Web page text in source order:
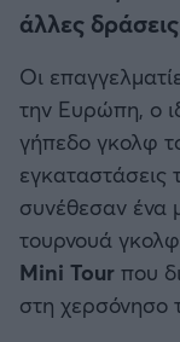
Βόλος
Κηφισιά
Αστέρας
άλλες δράσεις
Οι
την Ευρώπη, ο
γήπεδο γκολφ
εγκαταστάσεις
συνέθεσαν ένα
τουρνουά γκολφ
Mini Tour που
στη χερσόνησο